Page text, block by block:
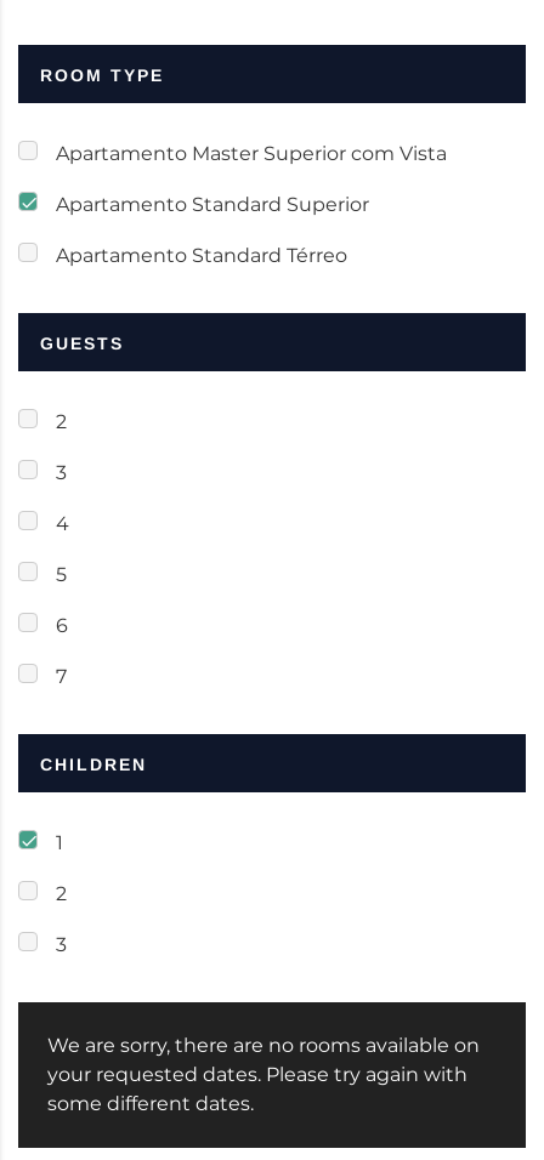
ROOM TYPE
Apartamento Master Superior com Vista
Apartamento Standard Superior
Apartamento Standard Térreo
GUESTS
2
3
4
5
6
7
CHILDREN
1
2
3
We are sorry, there are no rooms available on
your requested dates. Please try again with
some different dates.